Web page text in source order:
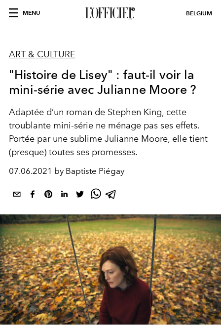
MENU BELGIUM
ART & CULTURE
"Histoire de Lisey" : faut-il voir la
mini-série avec Julianne Moore ?
Adaptée d’un roman de Stephen King, cette
troublante mini-série ne ménage pas ses effets.
Portée par une sublime Julianne Moore, elle tient
(presque) toutes ses promesses.
07.06.2021 by Baptiste Piégay